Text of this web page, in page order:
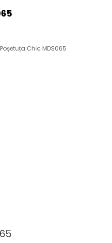
Poșetuța Chic MDS065